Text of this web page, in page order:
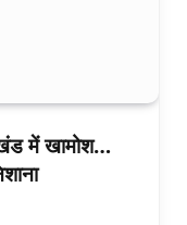
में खामोश…